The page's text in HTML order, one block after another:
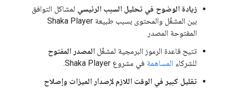
زيادة الوضوح في تحليل السبب الرئيسي لمشاكل التوافق
بين المشغّل والمحتوى بسبب طبيعة Shaka Player
المفتوحة المصدر
تتيح قاعدة الرموز البرمجية لمشغّل المصدر المفتوح
للشركاء المساهمة في مشروع Shaka Player.
تقليل كبير في الوقت اللازم لإصدار الميزات وإصلاح